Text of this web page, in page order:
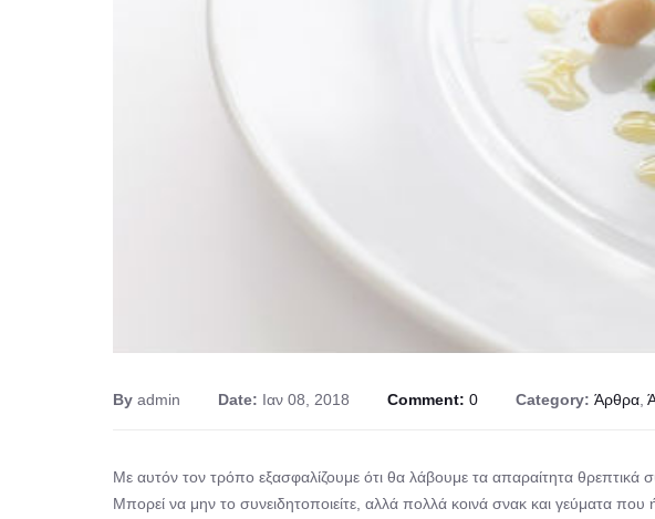
By admin Date: Ιαν 08, 2018 Comment: 0 Category: Άρθρα
Με αυτόν τον τρόπο εξασφαλίζουμε ότι θα λάβουμε τα απαραίτητα θρεπτικά
Μπορεί να μην το συνειδητοποιείτε, αλλά πολλά κοινά σνακ και γεύματα